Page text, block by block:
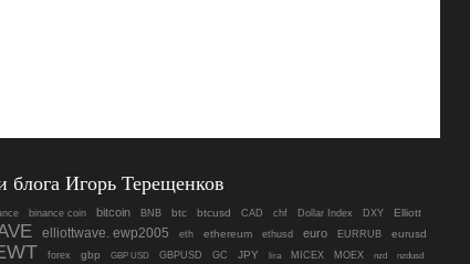
блога Игорь Терещенков
binance coin bitcoin BNB btc btcusd CAD chf Dollar Index DXY Elliott
elliottwave. ewp2005 eth ethereum ethusd euro EURRUB eurusd
forex gbp GBP USD GBPUSD GC JPY lira MICEX MOEX nzd
nzdusd